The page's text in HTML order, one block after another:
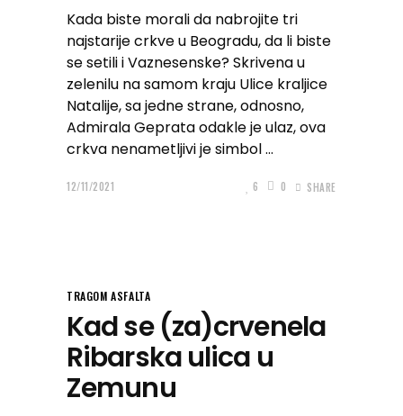
Kada biste morali da nabrojite tri
najstarije crkve u Beogradu, da li biste
se setili i Vaznesenske? Skrivena u
zelenilu na samom kraju Ulice kraljice
Natalije, sa jedne strane, odnosno,
Admirala Geprata odakle je ulaz, ova
crkva nenametljivi je simbol
12/11/2021 6 0 SHARE
TRAGOM ASFALTA
Kad se (za)crvenela
Ribarska ulica u
Zemunu